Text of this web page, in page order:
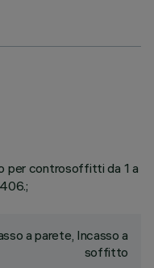
per controsoffitti da 1 a
a parete, Incasso a
soffitto